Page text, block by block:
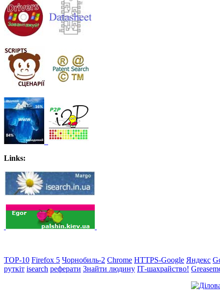
Links:
TOP-10 Firefox 5 Чорнобиль-2 Chrome HTTPS-Google Яндекс
руткіт isearch реферати Знайти людину ІТ-шахрайство!